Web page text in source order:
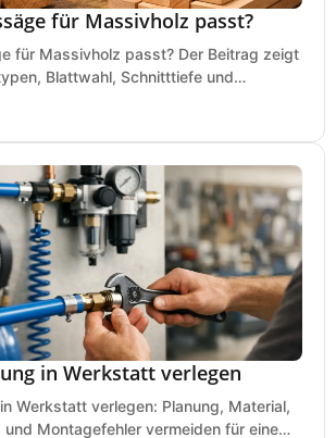
für Massivholz passt?
für Massivholz passt? Der Beitrag zeigt
Blattwahl, Schnitttiefe und
in Werkstatt verlegen
Werkstatt verlegen: Planung, Material,
und Montagefehler vermeiden für eine